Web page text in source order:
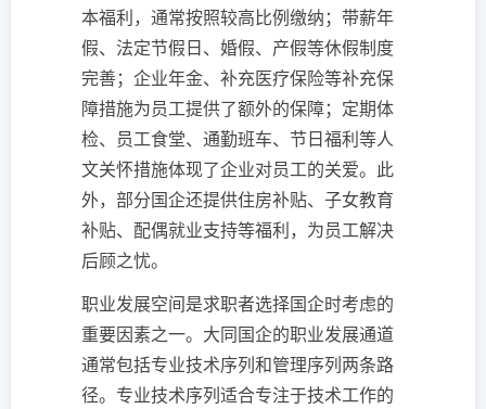
本福利，通常按照较高比例缴纳；带薪年
假、法定节假日、婚假、产假等休假制度
完善；企业年金、补充医疗保险等补充保
障措施为员工提供了额外的保障；定期体
检、员工食堂、通勤班车、节日福利等人
文关怀措施体现了企业对员工的关爱。此
外，部分国企还提供住房补贴、子女教育
补贴、配偶就业支持等福利，为员工解决
后顾之忧。
职业发展空间是求职者选择国企时考虑的
重要因素之一。大同国企的职业发展通道
通常包括专业技术序列和管理序列两条路
径。专业技术序列适合专注于技术工作的